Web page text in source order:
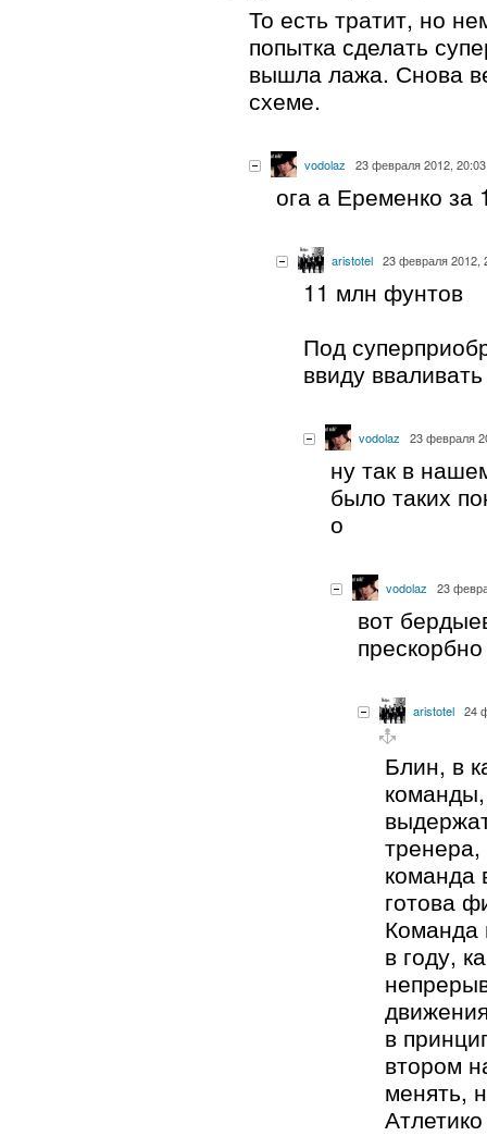
То есть тратит, но
попытка сделать
вышла лажа. Снова
схеме.
vodolaz 23 февраля 2012, 20:03
ога а Еременко за
aristotel 23 февраля 2012,
11 млн фунтов
Под
ввиду
vodolaz 23 февраля
ну так в
было таких
о
vodolaz 23
вот
прескорбно
aristotel 24
Блин, в
тренера,
готова
Команда
в году,
в
втором
менять,